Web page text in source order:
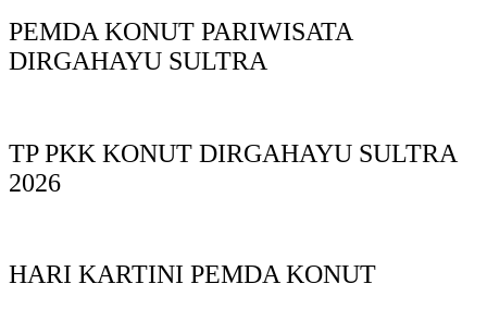
PEMDA KONUT PARIWISATA
DIRGAHAYU SULTRA
TP PKK KONUT DIRGAHAYU SULTRA
2026
HARI KARTINI PEMDA KONUT